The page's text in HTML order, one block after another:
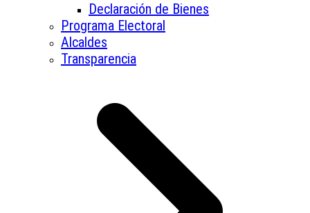
Declaración de Bienes
Programa Electoral
Alcaldes
Transparencia